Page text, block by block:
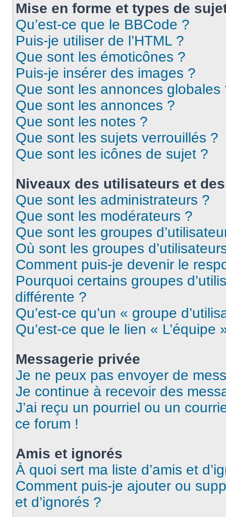
Mise en forme et types de
Qu’est-ce que le BBCode ?
Puis-je utiliser de l’HTML ?
Que sont les émoticônes ?
Puis-je insérer des images ?
Que sont les annonces globales
Que sont les annonces ?
Que sont les notes ?
Que sont les sujets verrouillés ?
Que sont les icônes de sujet ?
Niveaux des utilisateurs et
Que sont les administrateurs ?
Que sont les modérateurs ?
Que sont les groupes
Où sont les groupes
Comment puis-je devenir le
Pourquoi certains groupes
différente ?
Qu’est-ce qu’un « groupe
Qu’est-ce que le lien « L’équipe
Messagerie privée
Je ne peux pas envoyer de
Je continue à recevoir des
J’ai reçu un pourriel ou un
ce forum !
Amis et ignorés
À quoi sert ma liste d’amis et
Comment puis-je ajouter ou
et d’ignorés ?